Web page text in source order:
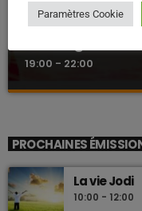
ZOUK NOSTALGIE
19:00 - 22:00
Dj Wildfried
Les plus beaux Zouk des
PROCHAINES
La vie Jodi
10:00 - 12:00
Paramètres Cookie